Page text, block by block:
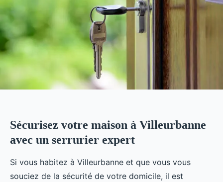
Sécurisez votre maison à Villeurbanne
avec un serrurier expert
Si vous habitez à Villeurbanne et que vous vous
souciez de la sécurité de votre domicile, il est